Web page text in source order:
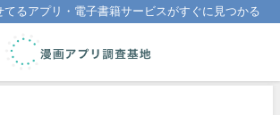
てるアプリ・電子書籍サービスがすぐに見つかる